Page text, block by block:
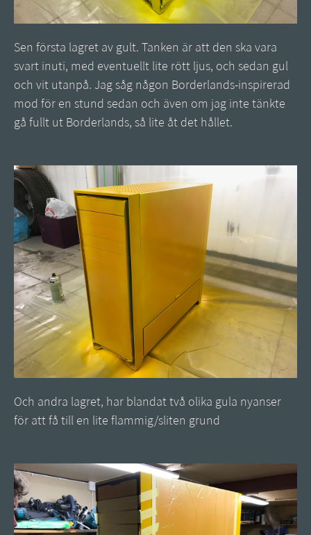
Sen första lagret av gult. Tanken är att den ska vara
svart inuti, med eventuellt lite rött ljus, och sedan gul
och vit utanpå. Jag såg någon Borderlands-inspirerad
mod för en stund sedan och även om jag inte tänkte
gå fullt ut Borderlands, så lite åt det hållet.
Och andra lagret, har blandat två olika gula nyanser
för att få till en lite flammig/sliten grund